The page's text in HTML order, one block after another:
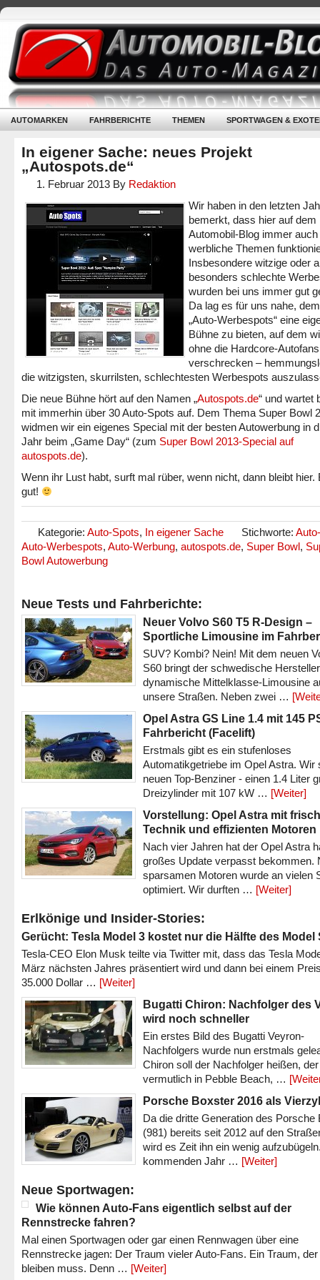
AUTOMARKEN FAHRBERICHTE THEMEN SPORTWAGEN &
In eigener Sache: neues Projekt
„Autospots.de“
1. Februar 2013 By Redaktion
Wir haben in den letzten
bemerkt, dass hier auf dem
Automobil-Blog immer auch
werbliche Themen
Insbesondere witzige oder
besonders schlechte
wurden bei uns immer gut
Da lag es für uns nahe,
„Auto-Werbespots“ eine
Bühne zu bieten, auf dem
ohne die Hardcore-
verschrecken –
die witzigsten, skurrilsten, schlechtesten Werbespots
Die neue Bühne hört auf den Namen „Autospots.de“ und wartet
mit immerhin über 30 Auto-Spots auf. Dem Thema Super Bowl
widmen wir ein eigenes Special mit der besten Autowerbung in
Jahr beim „Game Day“ (zum Super Bowl 2013-Special auf
autospots.de).
Wenn ihr Lust habt, surft mal rüber, wenn nicht, dann bleibt hier.
gut!
Kategorie: Auto-Spots, In eigener Sache Stichworte:
Auto-Werbespots, Auto-Werbung, autospots.de, Super Bowl,
Bowl Autowerbung
Neue Tests und Fahrberichte:
Neuer Volvo S60 T5 R-Design –
Sportliche Limousine im
SUV? Kombi? Nein! Mit dem neuen
S60 bringt der schwedische
dynamische Mittelklasse-Limousine
unsere Straßen. Neben zwei …
Opel Astra GS Line 1.4 mit 145
Fahrbericht (Facelift)
Erstmals gibt es ein stufenloses
Automatikgetriebe im Opel Astra. Wir
neuen Top-Benziner - einen 1.4 Liter
Dreizylinder mit 107 kW … [Weiter]
Vorstellung: Opel Astra mit
Technik und effizienten Motoren
Nach vier Jahren hat der Opel Astra
großes Update verpasst bekommen.
sparsamen Motoren wurde an vielen
optimiert. Wir durften … [Weiter]
Erlkönige und Insider-Stories:
Gerücht: Tesla Model 3 kostet nur die Hälfte des Model
Tesla-CEO Elon Musk teilte via Twitter mit, dass das Tesla
März nächsten Jahres präsentiert wird und dann bei einem
35.000 Dollar … [Weiter]
Bugatti Chiron: Nachfolger des
wird noch schneller
Ein erstes Bild des Bugatti Veyron-
Nachfolgers wurde nun erstmals
Chiron soll der Nachfolger heißen, der
vermutlich in Pebble Beach, …
Porsche Boxster 2016 als
Da die dritte Generation des Porsche
(981) bereits seit 2012 auf den
wird es Zeit ihn ein wenig
kommenden Jahr … [Weiter]
Neue Sportwagen:
Wie können Auto-Fans eigentlich selbst auf der
Rennstrecke fahren?
Mal einen Sportwagen oder gar einen Rennwagen über eine
Rennstrecke jagen: Der Traum vieler Auto-Fans. Ein Traum,
bleiben muss. Denn … [Weiter]